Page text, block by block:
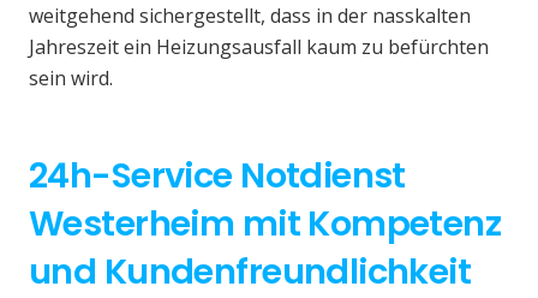
weitgehend sichergestellt, dass in der nasskalten
Jahreszeit ein Heizungsausfall kaum zu befürchten
sein wird.
24h-Service Notdienst
Westerheim mit Kompetenz
und Kundenfreundlichkeit